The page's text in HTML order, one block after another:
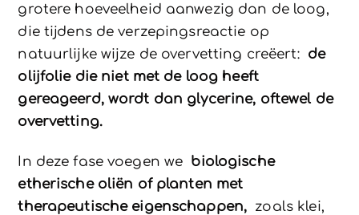
grotere hoeveelheid aanwezig dan de loog,
die tijdens de verzepingsreactie op
natuurlijke wijze de overvetting creëert: de
olijfolie die niet met de loog heeft
gereageerd, wordt dan glycerine, oftewel de
overvetting.
In deze fase voegen we biologische
etherische oliën of planten met
therapeutische eigenschappen, zoals klei,